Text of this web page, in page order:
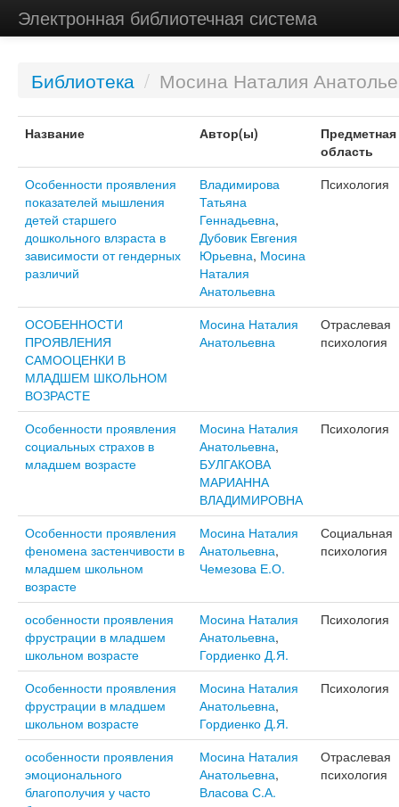
Электронная библиотечная система
Библиотека / Мосина Наталия
Название Автор(ы)
Предметная
область
Особенности проявления
показателей мышления
детей старшего
дошкольного влзраста в
зависимости от гендерных
различий
Владимирова
Татьяна
Геннадьевна,
Дубовик Евгения
Юрьевна, Мосина
Наталия
Анатольевна
Психология
ОСОБЕННОСТИ
ПРОЯВЛЕНИЯ
САМООЦЕНКИ В
МЛАДШЕМ ШКОЛЬНОМ
ВОЗРАСТЕ
Мосина Наталия
Анатольевна
Отраслевая
психология
Особенности проявления
социальных страхов в
младшем возрасте
Мосина Наталия
Анатольевна,
БУЛГАКОВА
МАРИАННА
ВЛАДИМИРОВНА
Психология
Особенности проявления
феномена застенчивости в
младшем школьном
возрасте
Мосина Наталия
Анатольевна,
Чемезова Е.О.
Социальная
психология
особенности проявления
фрустрации в младшем
школьном возрасте
Мосина Наталия
Анатольевна,
Гордиенко Д.Я.
Психология
Особенности проявления
фрустрации в младшем
школьном возрасте
Мосина Наталия
Анатольевна,
Гордиенко Д.Я.
Психология
особенности проявления
эмоционального
благополучия у часто
Мосина Наталия
Анатольевна,
Власова С.А.
Отраслевая
психология